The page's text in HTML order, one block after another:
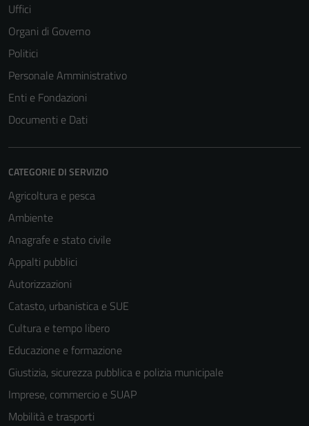
Uffici
Organi di Governo
Politici
Personale Amministrativo
Enti e Fondazioni
Documenti e Dati
CATEGORIE DI SERVIZIO
Agricoltura e pesca
Ambiente
Anagrafe e stato civile
Appalti pubblici
Autorizzazioni
Catasto, urbanistica e SUE
Cultura e tempo libero
Educazione e formazione
Giustizia, sicurezza pubblica e polizia municipale
Imprese, commercio e SUAP
Mobilità e trasporti